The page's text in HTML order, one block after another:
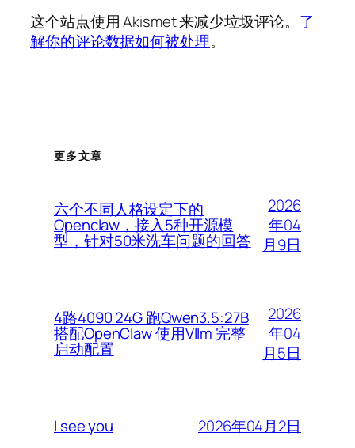
这个站点使用 Akismet 来减少垃圾评论。 了
解你的评论数据如何被处理。
更多文章
六个不同人格设定下的
Openclaw，接入5种开源模
型，针对50米洗车问题的回答
2026
年04
月9日
4路4090 24G 跑Qwen3.5:27B
搭配OpenClaw 使用Vllm 完整
启动配置
2026
年04
月5日
I see you 2026年04月2日